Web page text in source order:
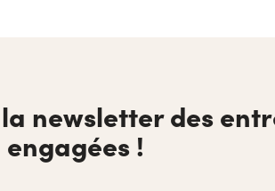
newsletter des
engagées !